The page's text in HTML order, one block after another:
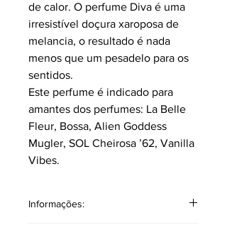
de calor. O perfume Diva é uma
irresistível doçura xaroposa de
melancia, o resultado é nada
menos que um pesadelo para os
sentidos.
Este perfume é indicado para
amantes dos perfumes: La Belle
Fleur, Bossa, Alien Goddess
Mugler, SOL Cheirosa ’62, Vanilla
Vibes.
Informações: